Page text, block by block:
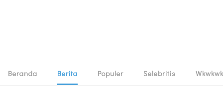
Beranda Berita Populer Selebritis Wkwkwk